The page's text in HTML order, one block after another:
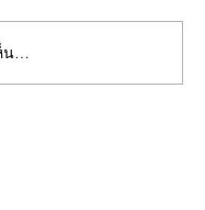
พจรวงการ
พุธที่ 29
น…